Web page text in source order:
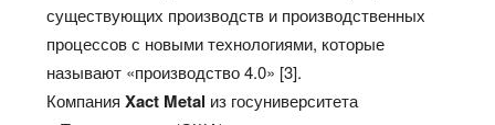
существующих производств и производственных
процессов с новыми технологиями, которые
называют «производство 4.0» [3].
Компания Xact Metal из госуниверситета